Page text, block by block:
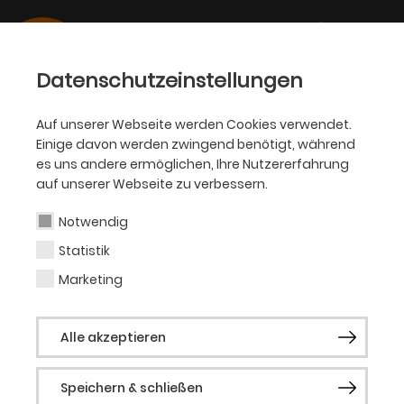
Datenschutzeinstellungen
Auf unserer Webseite werden Cookies verwendet.
Einige davon werden zwingend benötigt, während
es uns andere ermöglichen, Ihre Nutzererfahrung
auf unserer Webseite zu verbessern.
Notwendig
Statistik
Marketing
Alle akzeptieren
Speichern & schließen
08.03.2022 AKADEMIE
Akademie eröffnet
Plattform Wissen auf
nachtkritik.plus
Wissensportal für Digitalität und Technologie
im Theater